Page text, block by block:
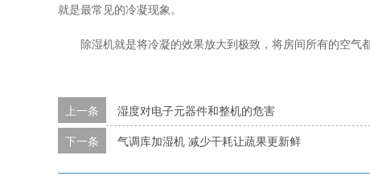
就是最常见的冷凝现象。
除湿机就是将冷凝的效果放大到极致，将房间所有的空气
上一条
湿度对电子元器件和整机的危害
下一条 气调库加湿机 减少干耗让蔬果更新鲜